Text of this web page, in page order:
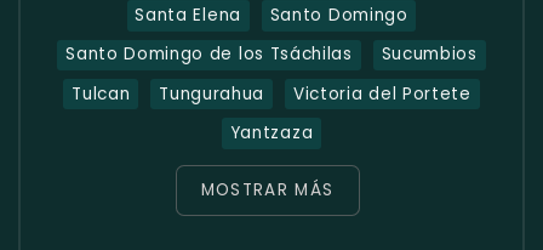
Santa Elena
Santo Domingo
Santo Domingo de los Tsáchilas
Sucumbios
Tulcan
Tungurahua
Victoria del Portete
Yantzaza
MOSTRAR MÁS